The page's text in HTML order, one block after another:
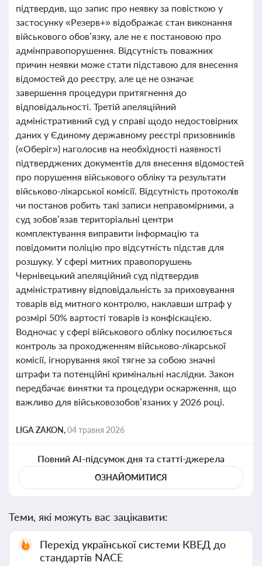
підтвердив, що запис про неявку за повісткою у
застосунку «Резерв+» відображає стан виконання
військового обов’язку, але не є постановою про
адмінправопорушення. Відсутність поважних
причин неявки може стати підставою для внесення
відомостей до реєстру, але це не означає
завершення процедури притягнення до
відповідальності. Третій апеляційний
адміністративний суд у справі щодо недостовірних
даних у Єдиному державному реєстрі призовників
(«Оберіг») наголосив на необхідності наявності
підтверджених документів для внесення відомостей
про порушення військового обліку та результати
військово-лікарської комісії. Відсутність протоколів
чи постанов робить такі записи неправомірними, а
суд зобов’язав територіальні центри
комплектування виправити інформацію та
повідомити поліцію про відсутність підстав для
розшуку. У сфері митних правопорушень
Чернівецький апеляційний суд підтвердив
адміністративну відповідальність за приховування
товарів від митного контролю, наклавши штраф у
розмірі 50% вартості товарів із конфіскацією.
Водночас у сфері військового обліку посилюється
контроль за проходженням військово-лікарської
комісії, ігнорування якої тягне за собою значні
штрафи та потенційні кримінальні наслідки. Закон
передбачає винятки та процедури оскарження, що
важливо для військовозобов’язаних у 2026 році.
LIGA ZAKON,04 травня 2026
Повний AI-підсумок дня та статті-джерела
ОЗНАЙОМИТИСЯ
Теми, які можуть вас зацікавити:
Перехід української системи КВЕД до
стандартів NACE